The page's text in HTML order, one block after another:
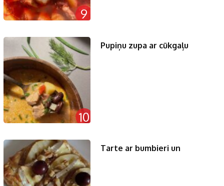
9
10
Pupiņu zupa ar cūkgaļu
Tarte ar bumbieri un